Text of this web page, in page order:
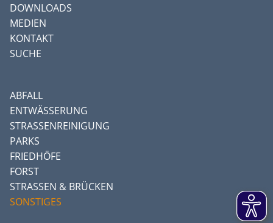
DOWNLOADS
MEDIEN
KONTAKT
SUCHE
ABFALL
ENTWÄSSERUNG
STRASSENREINIGUNG
PARKS
FRIEDHÖFE
FORST
STRASSEN & BRÜCKEN
SONSTIGES